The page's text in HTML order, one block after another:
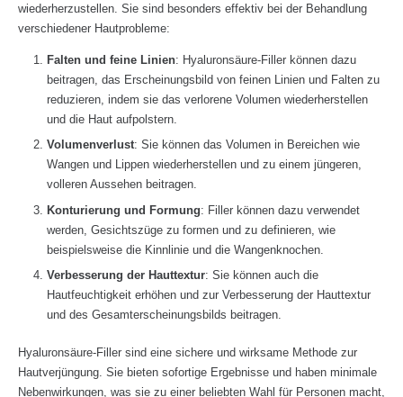
wiederherzustellen. Sie sind besonders effektiv bei der Behandlung
verschiedener Hautprobleme:
Falten und feine Linien: Hyaluronsäure-Filler können dazu
beitragen, das Erscheinungsbild von feinen Linien und Falten zu
reduzieren, indem sie das verlorene Volumen wiederherstellen
und die Haut aufpolstern.
Volumenverlust: Sie können das Volumen in Bereichen wie
Wangen und Lippen wiederherstellen und zu einem jüngeren,
volleren Aussehen beitragen.
Konturierung und Formung: Filler können dazu verwendet
werden, Gesichtszüge zu formen und zu definieren, wie
beispielsweise die Kinnlinie und die Wangenknochen.
Verbesserung der Hauttextur: Sie können auch die
Hautfeuchtigkeit erhöhen und zur Verbesserung der Hauttextur
und des Gesamterscheinungsbilds beitragen.
Hyaluronsäure-Filler sind eine sichere und wirksame Methode zur
Hautverjüngung. Sie bieten sofortige Ergebnisse und haben minimale
Nebenwirkungen, was sie zu einer beliebten Wahl für Personen macht,